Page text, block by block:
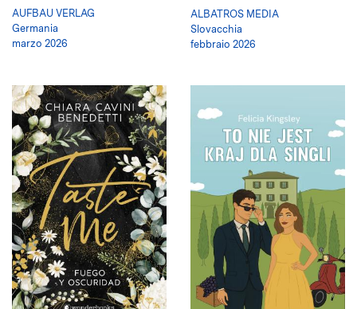
AUFBAU VERLAG
Germania
marzo 2026
ALBATROS MEDIA
Slovacchia
febbraio 2026